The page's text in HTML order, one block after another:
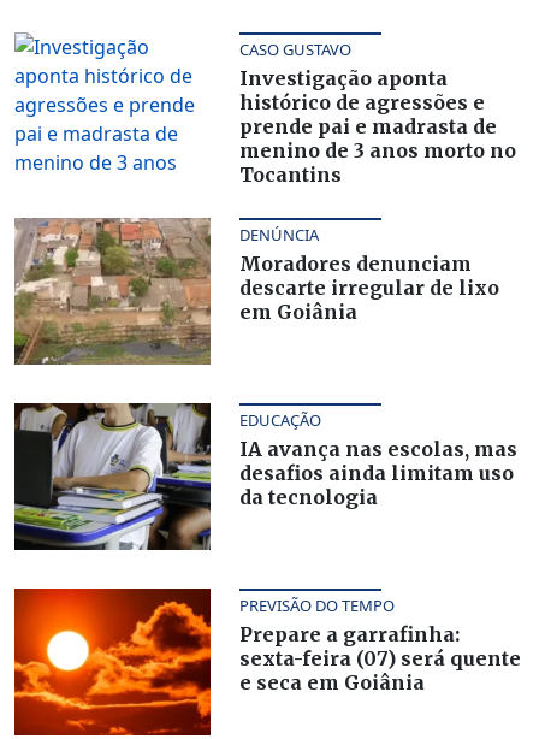
CASO GUSTAVO
Investigação aponta
histórico de agressões e
prende pai e madrasta de
menino de 3 anos morto no
Tocantins
DENÚNCIA
Moradores denunciam
descarte irregular de lixo
em Goiânia
EDUCAÇÃO
IA avança nas escolas, mas
desafios ainda limitam uso
da tecnologia
PREVISÃO DO TEMPO
Prepare a garrafinha:
sexta-feira (07) será quente
e seca em Goiânia